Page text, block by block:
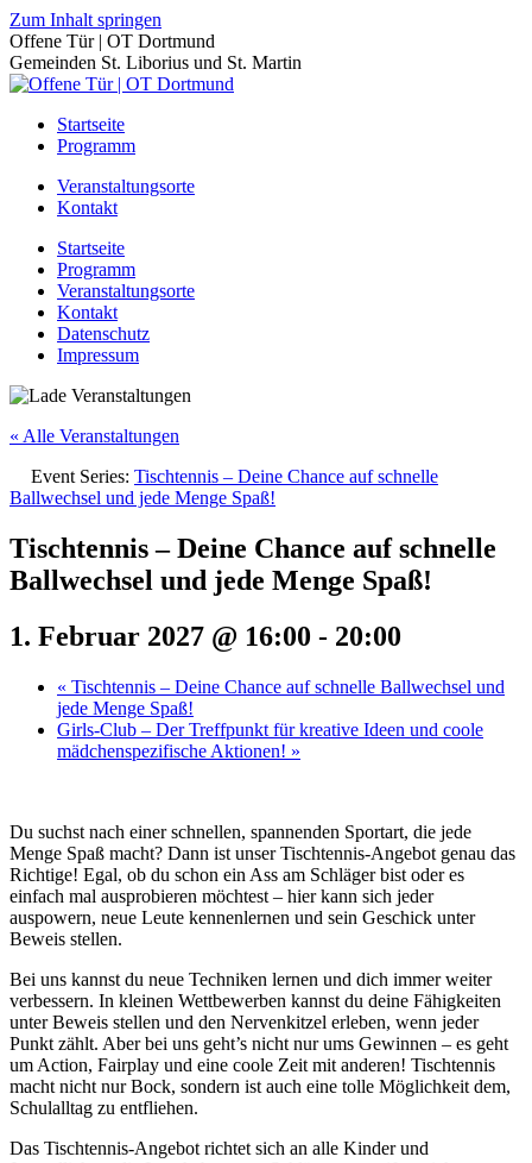
Zum Inhalt springen
Offene Tür | OT Dortmund
Gemeinden St. Liborius und St. Martin
Startseite
Programm
Veranstaltungsorte
Kontakt
Startseite
Programm
Veranstaltungsorte
Kontakt
Datenschutz
Impressum
« Alle Veranstaltungen
Event Series: Tischtennis – Deine Chance auf schnelle
Ballwechsel und jede Menge Spaß!
Tischtennis – Deine Chance auf schnelle
Ballwechsel und jede Menge Spaß!
1. Februar 2027 @ 16:00 - 20:00
« Tischtennis – Deine Chance auf schnelle Ballwechsel und
jede Menge Spaß!
Girls-Club – Der Treffpunkt für kreative Ideen und coole
mädchenspezifische Aktionen! »
Du suchst nach einer schnellen, spannenden Sportart, die jede
Menge Spaß macht? Dann ist unser Tischtennis-Angebot genau das
Richtige! Egal, ob du schon ein Ass am Schläger bist oder es
einfach mal ausprobieren möchtest – hier kann sich jeder
auspowern, neue Leute kennenlernen und sein Geschick unter
Beweis stellen.
Bei uns kannst du neue Techniken lernen und dich immer weiter
verbessern. In kleinen Wettbewerben kannst du deine Fähigkeiten
unter Beweis stellen und den Nervenkitzel erleben, wenn jeder
Punkt zählt. Aber bei uns geht’s nicht nur ums Gewinnen – es geht
um Action, Fairplay und eine coole Zeit mit anderen! Tischtennis
macht nicht nur Bock, sondern ist auch eine tolle Möglichkeit dem,
Schulalltag zu entfliehen.
Das Tischtennis-Angebot richtet sich an alle Kinder und